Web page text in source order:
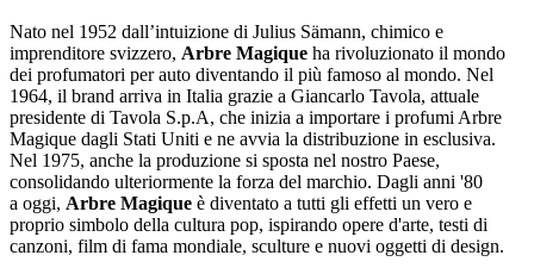
Nato nel 1952 dall’intuizione di Julius Sämann, chimico e
imprenditore svizzero, Arbre Magique ha rivoluzionato il mondo
dei profumatori per auto diventando il più famoso al mondo. Nel
1964, il brand arriva in Italia grazie a Giancarlo Tavola, attuale
presidente di Tavola S.p.A, che inizia a importare i profumi Arbre
Magique dagli Stati Uniti e ne avvia la distribuzione in esclusiva.
Nel 1975, anche la produzione si sposta nel nostro Paese,
consolidando ulteriormente la forza del marchio. Dagli anni '80
a oggi, Arbre Magique è diventato a tutti gli effetti un vero e
proprio simbolo della cultura pop, ispirando opere d'arte, testi di
canzoni, film di fama mondiale, sculture e nuovi oggetti di design.